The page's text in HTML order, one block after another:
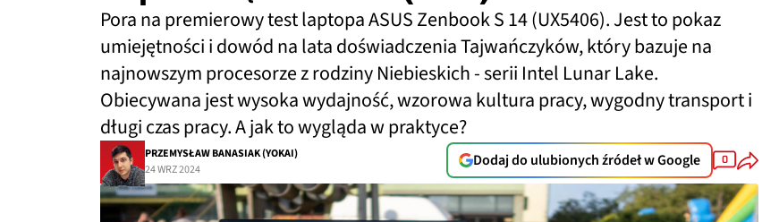
Pora na premierowy test laptopa ASUS Zenbook S 14 (UX5406). Jest to pokaz
umiejętności i dowód na lata doświadczenia Tajwańczyków, który bazuje na
najnowszym procesorze z rodziny Niebieskich - serii Intel Lunar Lake.
Obiecywana jest wysoka wydajność, wzorowa kultura pracy, wygodny transport i
długi czas pracy. A jak to wygląda w praktyce?
PRZEMYSŁAW BANASIAK (YOKAI)
24 WRZ 2024
Dodaj do ulubionych źródeł w Google 0